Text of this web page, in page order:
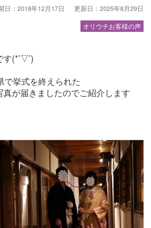
日：2018年12月17日 更新日：2025年8月29日
オリウチお客様の声
す(*’▽’)
で挙式を終えられた
真が届きましたのでご紹介します